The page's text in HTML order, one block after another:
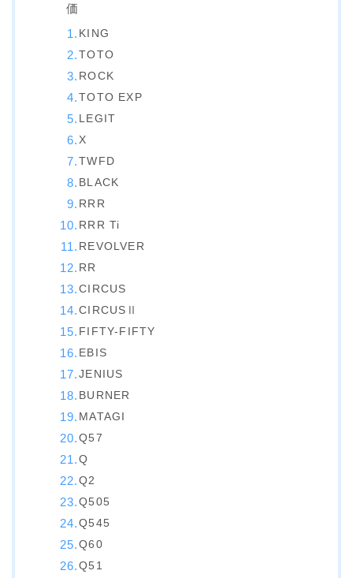
SESSIONS
WRXsb
YONEX
ビンディング
BENT METAL
BURTON
DRAKE
FLOW
FLUX
NIDECKER
NITRO
RIDE
SALOMON
YES
YONEX
価
KING
TOTO
ROCK
TOTO EXP
LEGIT
X
TWFD
BLACK
RRR
RRR Ti
REVOLVER
RR
CIRCUS
CIRCUSⅡ
FIFTY-FIFTY
EBIS
JENIUS
BURNER
MATAGI
Q57
Q
Q2
Q505
Q545
Q60
Q51